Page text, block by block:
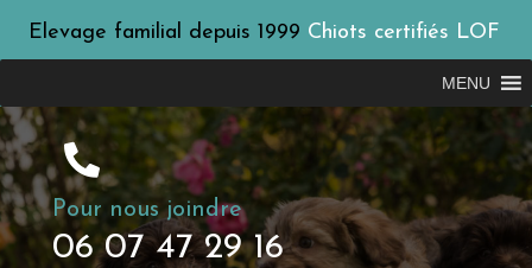
Elevage familial depuis 1999 Chiots certifiés LOF
MENU
Pour nous joindre
06 07 47 29 16